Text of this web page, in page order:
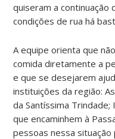
quiseram a
condições de rua há
A equipe orienta que
comida diretamente a
e que se desejarem
instituições da região:
da Santíssima
que encaminhem à
pessoas nessa